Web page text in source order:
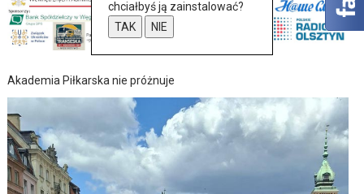
Akademia Piłkarska nie próżnuje
chciałbyś ją zainstalować?
TAK
NIE